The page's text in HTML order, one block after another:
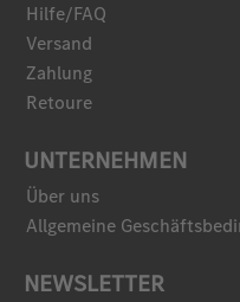
Hilfe/FAQ
Versand
Zahlung
Retoure
UNTERNEHMEN
Über uns
Allgemeine
NEWSLETTER